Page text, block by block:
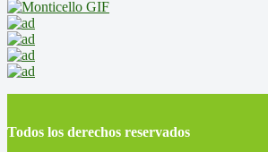
Todos los derechos reservados